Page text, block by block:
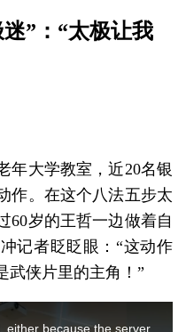
”：“太极让我
年大学教室，近20名银
作。在这个八法五步太
60岁的王哲一边做着自
记者眨眨眼：“这动作
武侠片里的主角！”
either because the server